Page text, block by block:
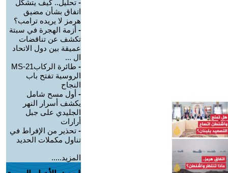
- تحليل.. كيف يتشكل
اتفاق بشأن مضيق
هرمز لا يريده ترامب؟
- أزمة الهجرة في سبتة
تكشف عن تناقضات
عميقة بين دول الاتحاد
ال ...
-
طائرة الركابMS-21
الروسية تفتح باب
النجاح
- أول مسح شامل
يكشف أسرار النهر
الجليدي على جبل
أرارات
- تحذير من الإفراط في
تناول مكملات الحديد
المزيد.....